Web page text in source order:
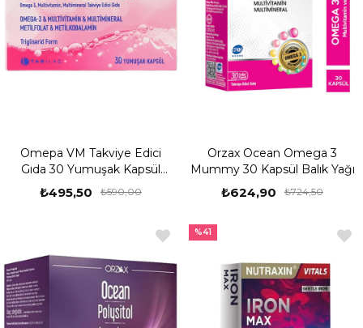
Omepa VM Takviye Edici
Gıda 30 Yumuşak Kapsül
Balık Yağı
₺495,50 ₺590,00
Orzax Ocean Omega 3
Mummy 30 Kapsül Balık Yağı
₺624,90 ₺724,50
%41